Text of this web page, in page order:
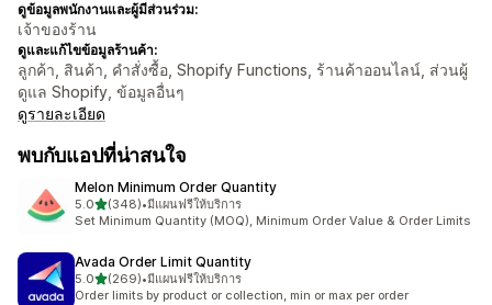
ดูข้อมูลพนักงานและผู้มีส่วนร่วม:
เจ้าของร้าน
ดูและแก้ไขข้อมูลร้านค้า:
ลูกค้า, สินค้า, คำสั่งซื้อ, Shopify Functions, ร้านค้าออนไลน์, ส่วนผู้
ดูแล Shopify, ข้อมูลอื่นๆ
ดูรายละเอียด
พบกับแอปที่น่าสนใจ
Melon Minimum Order Quantity
5.0เต็ม 5 ดาว
(348)
ทั้งหมด 348 รีวิว
•มีแผนฟรีให้บริการ
Set Minimum Quantity (MOQ), Minimum Order Value & Order Limits
Avada Order Limit Quantity
5.0เต็ม 5 ดาว
(269)
ทั้งหมด 269 รีวิว
•มีแผนฟรีให้บริการ
Order limits by product or collection, min or max per order